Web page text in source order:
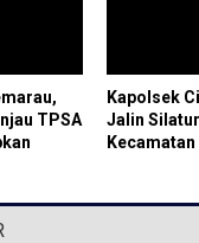
TPSA
Kapolsek
Jalin